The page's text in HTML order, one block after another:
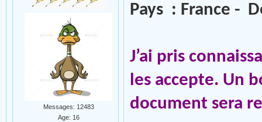
Messages: 12483
Age: 16
Pays : France -
J’ai pris
les accepte. Un
document sera